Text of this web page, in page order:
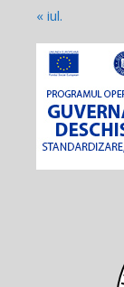
« iul.